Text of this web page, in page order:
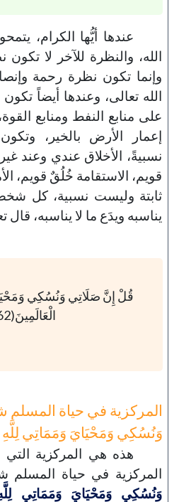
عندها أيُّها الكرام،
الله، والنظرة للآخر لا تكون
وإنما تكون نظرة رحمة
الله تعالى، وعندها أيضاً
على منابع النفط ومنابع
إعمار الأرض بالخير،
نسبيةً، الأخلاق عندي وعند
قويم، الاستقامة خُلُقٌ قويم،
ثابتة وليست نسبية، كل
يناسبه ويدَع ما لا يناسبه، قال
قُلْ إِنَّ صَلَاتِي وَنُسُكِي
الْعَالَمِينَ(162)
المركزية في حياة المسلم
وَنُسُكِي وَمَحْيَايَ وَمَمَاتِي لِلَّهِ
هذه هي المركزية التي
المركزية في حياة المسلم
وَنُسُكِي وَمَحْيَايَ وَمَمَاتِي